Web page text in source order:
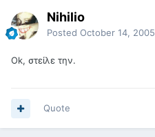
Nihilio
Posted October 14, 2005
Ok, στείλε την.
Quote